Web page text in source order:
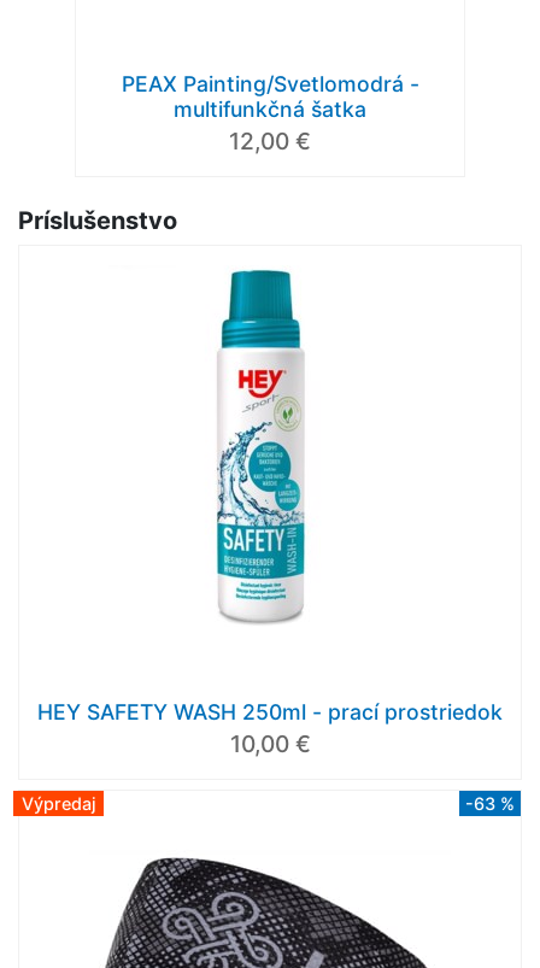
PEAX Painting/Svetlomodrá -
multifunkčná šatka
12,00 €
Príslušenstvo
HEY SAFETY WASH 250ml - prací prostriedok
10,00 €
Výpredaj -63 %